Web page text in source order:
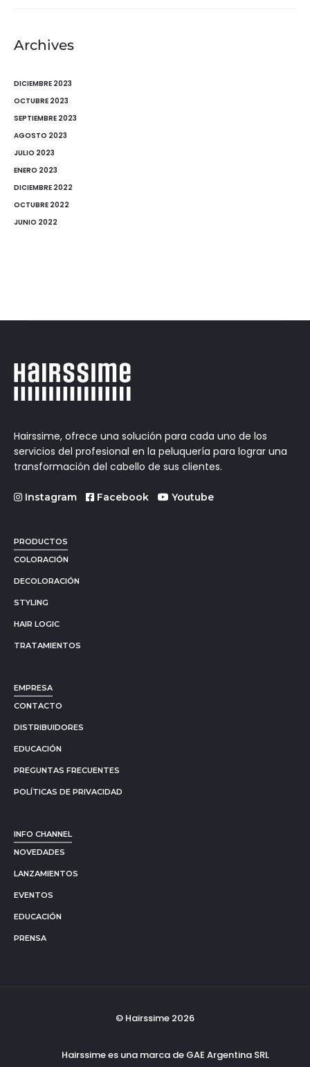
Archives
DICIEMBRE 2023
OCTUBRE 2023
SEPTIEMBRE 2023
AGOSTO 2023
JULIO 2023
ENERO 2023
DICIEMBRE 2022
OCTUBRE 2022
JUNIO 2022
Hairssime, ofrece una solución para cada uno de los
servicios del profesional en la peluquería para lograr una
transformación del cabello de sus clientes.
Instagram Facebook Youtube
PRODUCTOS
COLORACIÓN
DECOLORACIÓN
STYLING
HAIR LOGIC
TRATAMIENTOS
EMPRESA
CONTACTO
DISTRIBUIDORES
EDUCACIÓN
PREGUNTAS FRECUENTES
POLÍTICAS DE PRIVACIDAD
INFO CHANNEL
NOVEDADES
LANZAMIENTOS
EVENTOS
EDUCACIÓN
PRENSA
© Hairssime 2026
Hairssime es una marca de GAE Argentina SRL